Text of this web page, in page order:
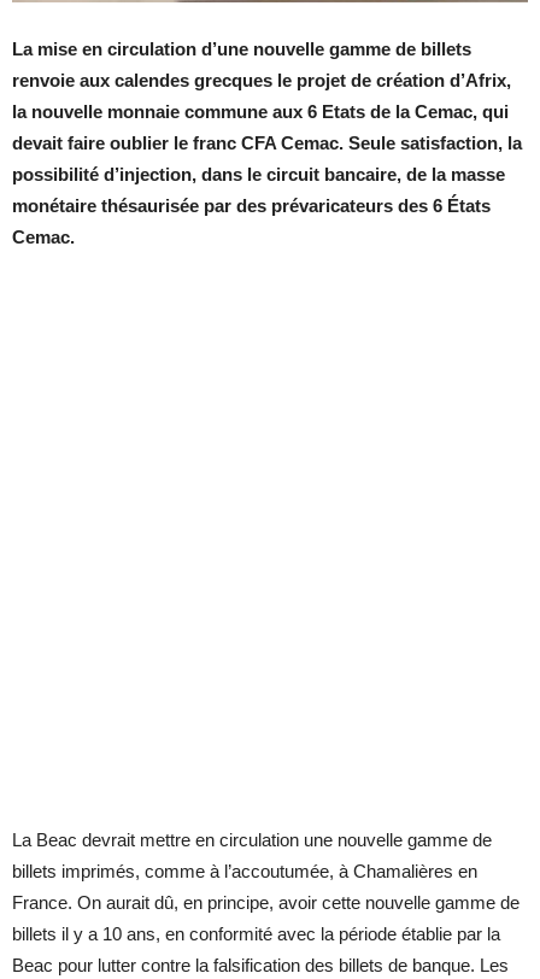
La mise en circulation d’une nouvelle gamme de billets
renvoie aux calendes grecques le projet de création d’Afrix,
la nouvelle monnaie commune aux 6 Etats de la Cemac, qui
devait faire oublier le franc CFA Cemac. Seule satisfaction, la
possibilité d’injection, dans le circuit bancaire, de la masse
monétaire thésaurisée par des prévaricateurs des 6 États
Cemac.
La Beac devrait mettre en circulation une nouvelle gamme de
billets imprimés, comme à l’accoutumée, à Chamalières en
France. On aurait dû, en principe, avoir cette nouvelle gamme de
billets il y a 10 ans, en conformité avec la période établie par la
Beac pour lutter contre la falsification des billets de banque. Les